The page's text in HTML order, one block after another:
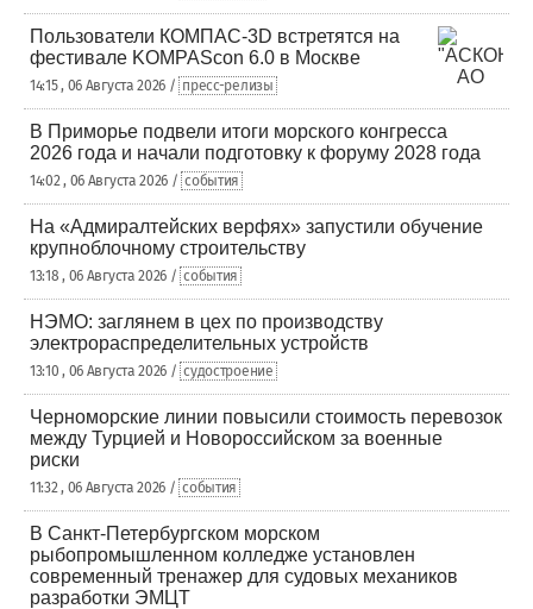
Пользователи КОМПАС-3D встретятся на
фестивале KOMPAScon 6.0 в Москве
14:15 , 06 Августа 2026 / пресс-релизы
В Приморье подвели итоги морского конгресса
2026 года и начали подготовку к форуму 2028 года
14:02 , 06 Августа 2026 / события
На «Адмиралтейских верфях» запустили обучение
крупноблочному строительству
13:18 , 06 Августа 2026 / события
НЭМО: заглянем в цех по производству
электрораспределительных устройств
13:10 , 06 Августа 2026 / судостроение
Черноморские линии повысили стоимость перевозок
между Турцией и Новороссийском за военные
риски
11:32 , 06 Августа 2026 / события
В Санкт-Петербургском морском
рыбопромышленном колледже установлен
современный тренажер для судовых механиков
разработки ЭМЦТ